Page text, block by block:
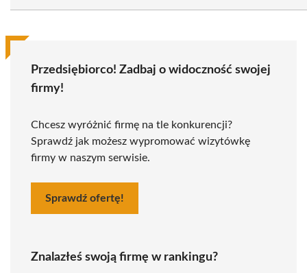
Przedsiębiorco! Zadbaj o widoczność swojej
firmy!
Chcesz wyróżnić firmę na tle konkurencji?
Sprawdź jak możesz wypromować wizytówkę
firmy w naszym serwisie.
Sprawdź ofertę!
Znalazłeś swoją firmę w rankingu?